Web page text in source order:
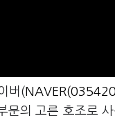
버(
문의 고른 호조로